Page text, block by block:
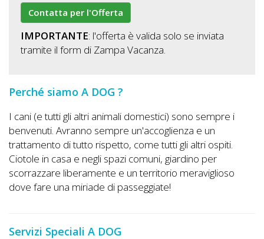
Contatta per l'Offerta
IMPORTANTE: l'offerta è valida solo se inviata
tramite il form di Zampa Vacanza.
Perché siamo A DOG ?
I cani (e tutti gli altri animali domestici) sono sempre i
benvenuti. Avranno sempre un'accoglienza e un
trattamento di tutto rispetto, come tutti gli altri ospiti.
Ciotole in casa e negli spazi comuni, giardino per
scorrazzare liberamente e un territorio meraviglioso
dove fare una miriade di passeggiate!
Servizi Speciali A DOG